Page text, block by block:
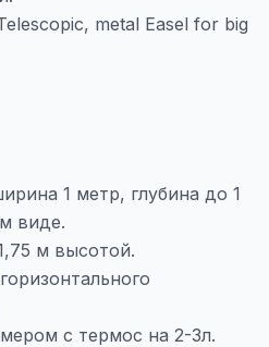
metal Easel for big
1 метр, глубина до 1
виде.
м высотой.
с термос на 2-3л.